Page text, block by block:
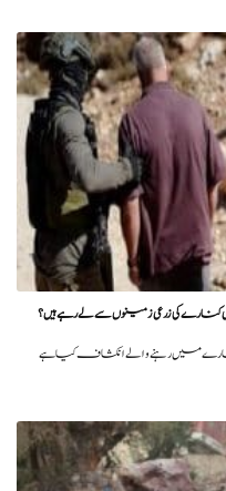
کنارے کی زرعی زمینوں سے لے رہے ہیں؟
میں رہنے والے انکشاف کیا ہے